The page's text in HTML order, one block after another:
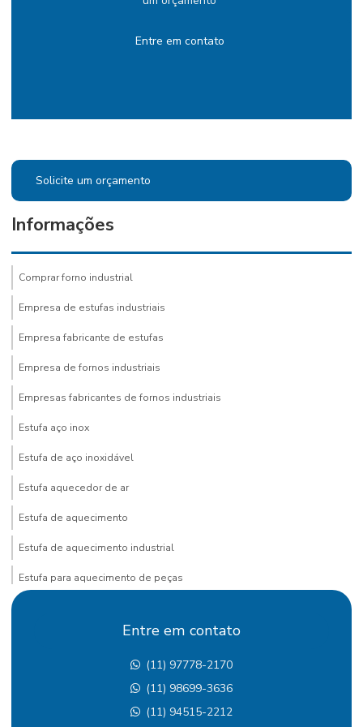
Entre em contato
Solicite um orçamento
Informações
Comprar forno industrial
Empresa de estufas industriais
Empresa fabricante de estufas
Empresa de fornos industriais
Empresas fabricantes de fornos industriais
Estufa aço inox
Estufa de aço inoxidável
Estufa aquecedor de ar
Estufa de aquecimento
Estufa de aquecimento industrial
Estufa para aquecimento de peças
Estufa continua pintura eletrostática
Estufa contínua de secagem
Entre em contato
(11) 97778-2170
(11) 98699-3636
(11) 94515-2212